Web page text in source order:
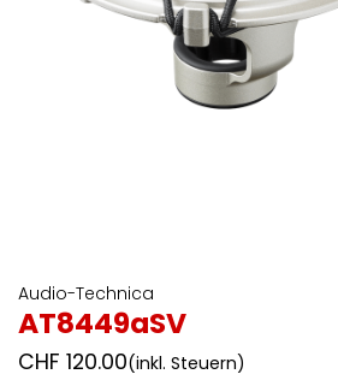
Audio-Technica
AT8449aSV
CHF 120.00(inkl. Steuern)